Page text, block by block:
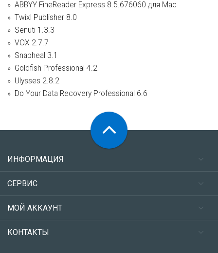
ABBYY FineReader Express 8.5.676060 для Mac
Twixl Publisher 8.0
Senuti 1.3.3
VOX 2.7.7
Snapheal 3.1
Goldfish Professional 4.2
Ulysses 2.8.2
Do Your Data Recovery Professional 6.6
ИНФОРМАЦИЯ
СЕРВИС
МОЙ АККАУНТ
КОНТАКТЫ